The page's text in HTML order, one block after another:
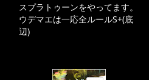
スプラトゥーンをやってます。
ウデマエは一応全ルールS+(底
辺)